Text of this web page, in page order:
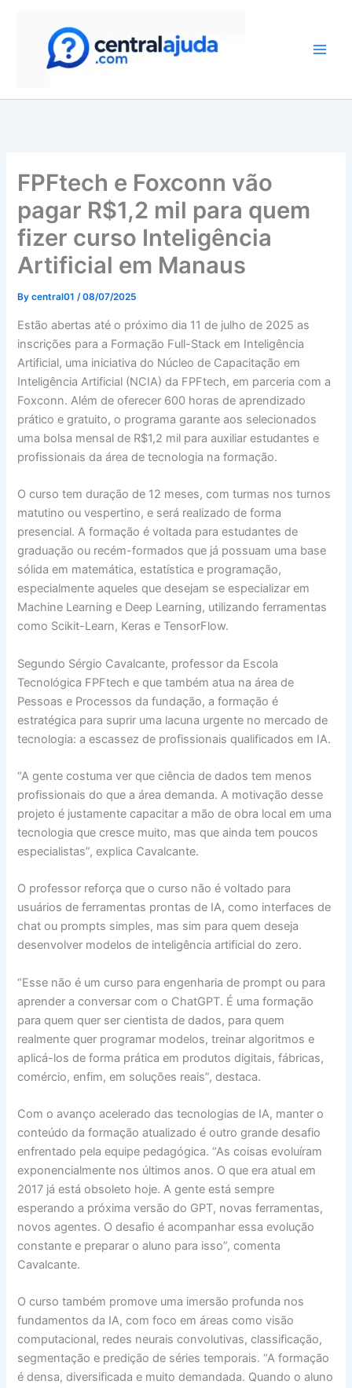
FPFtech e Foxconn vão
pagar R$1,2 mil para quem
fizer curso Inteligência
Artificial em Manaus
Bycentral01/08/07/2025
Estão abertas até o próximo dia 11 de julho de 2025 as
inscrições para a Formação Full-Stack em Inteligência
Artificial, uma iniciativa do Núcleo de Capacitação em
Inteligência Artificial (NCIA) da FPFtech, em parceria com a
Foxconn. Além de oferecer 600 horas de aprendizado
prático e gratuito, o programa garante aos selecionados
uma bolsa mensal de R$1,2 mil para auxiliar estudantes e
profissionais da área de tecnologia na formação.
O curso tem duração de 12 meses, com turmas nos turnos
matutino ou vespertino, e será realizado de forma
presencial. A formação é voltada para estudantes de
graduação ou recém-formados que já possuam uma base
sólida em matemática, estatística e programação,
especialmente aqueles que desejam se especializar em
Machine Learning e Deep Learning, utilizando ferramentas
como Scikit-Learn, Keras e TensorFlow.
Segundo Sérgio Cavalcante, professor da Escola
Tecnológica FPFtech e que também atua na área de
Pessoas e Processos da fundação, a formação é
estratégica para suprir uma lacuna urgente no mercado de
tecnologia: a escassez de profissionais qualificados em IA.
“A gente costuma ver que ciência de dados tem menos
profissionais do que a área demanda. A motivação desse
projeto é justamente capacitar a mão de obra local em uma
tecnologia que cresce muito, mas que ainda tem poucos
especialistas”, explica Cavalcante.
O professor reforça que o curso não é voltado para
usuários de ferramentas prontas de IA, como interfaces de
chat ou prompts simples, mas sim para quem deseja
desenvolver modelos de inteligência artificial do zero.
“Esse não é um curso para engenharia de prompt ou para
aprender a conversar com o ChatGPT. É uma formação
para quem quer ser cientista de dados, para quem
realmente quer programar modelos, treinar algoritmos e
aplicá-los de forma prática em produtos digitais, fábricas,
comércio, enfim, em soluções reais”, destaca.
Com o avanço acelerado das tecnologias de IA, manter o
conteúdo da formação atualizado é outro grande desafio
enfrentado pela equipe pedagógica. “As coisas evoluíram
exponencialmente nos últimos anos. O que era atual em
2017 já está obsoleto hoje. A gente está sempre
esperando a próxima versão do GPT, novas ferramentas,
novos agentes. O desafio é acompanhar essa evolução
constante e preparar o aluno para isso”, comenta
Cavalcante.
O curso também promove uma imersão profunda nos
fundamentos da IA, com foco em áreas como visão
computacional, redes neurais convolutivas, classificação,
segmentação e predição de séries temporais. “A formação
é densa, diversificada e muito demandada. Quando o aluno